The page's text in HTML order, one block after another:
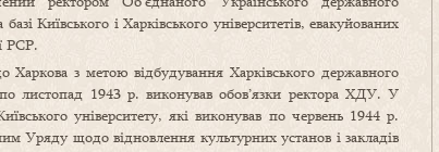
Київського і Харківського університетів, евакуйованих
РСР.
з метою відбудування Харківського державного
листопад 1943 р. виконував обов’язки ректора ХДУ. У
університету, які виконував по червень 1944 р.
Уряду щодо відновлення культурних установ і закладів